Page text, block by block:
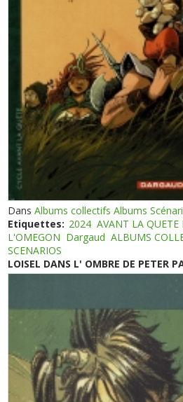
DansAlbums collectifs Albums
Etiquettes: 2024 AVANT LA
L'OMEGON Dargaud ALBUMS
SCENARIOS
LOISEL DANS L' OMBRE DE PETER